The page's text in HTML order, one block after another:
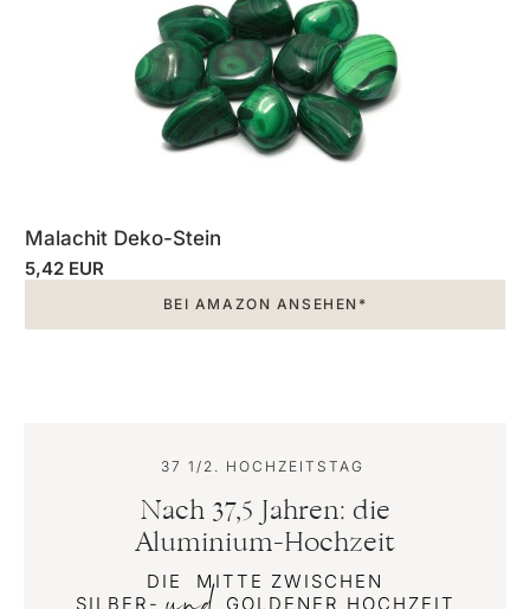
Malachit Deko-Stein
5,42 EUR
BEI AMAZON ANSEHEN*
37 1/2. HOCHZEITSTAG
Nach 37,5 Jahren: die
Aluminium-Hochzeit
DIE MITTE ZWISCHEN
SILBER-
GOLDENER HOCHZEIT